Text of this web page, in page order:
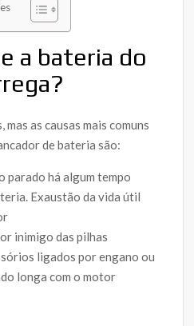
a bateria do
as causas mais comuns
de bateria são:
parado há algum tempo
Exaustão da vida útil
inimigo das pilhas
ligados por engano ou
longa com o motor